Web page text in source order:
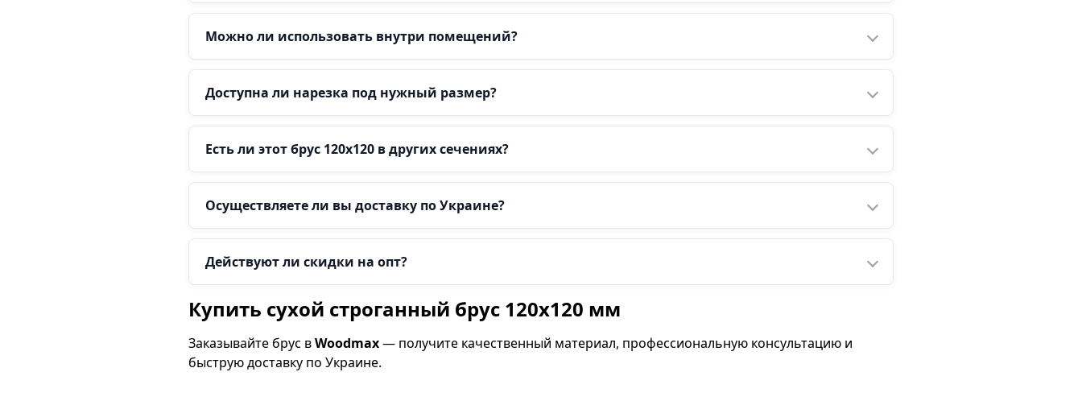
Можно ли использовать внутри помещений?
Доступна ли нарезка под нужный размер?
Есть ли этот брус 120х120 в других сечениях?
Осуществляете ли вы доставку по Украине?
Действуют ли скидки на опт?
Купить сухой строганный брус 120х120 мм
Заказывайте брус вWoodmax— получите качественный материал, профессиональную консультацию и
быструю доставку по Украине.